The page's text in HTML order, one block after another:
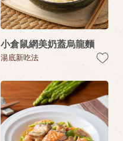
小倉鼠網美奶蓋烏龍麵
湯底新吃法